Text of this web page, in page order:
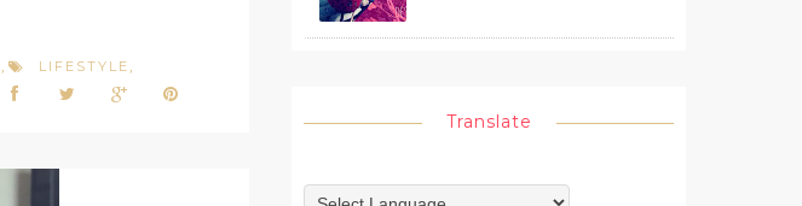
LIFESTYLE
Translate